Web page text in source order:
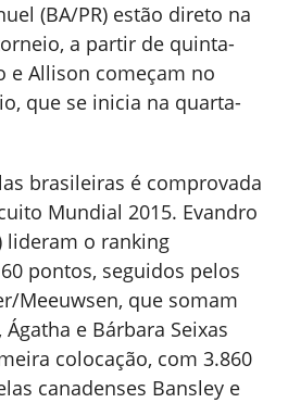
(BA/PR) estão direto na
a partir de quinta-
e Allison começam no
que se inicia na quarta-
brasileiras é comprovada
Mundial 2015. Evandro
lideram o ranking
pontos, seguidos pelos
Meeuwsen, que somam
e Bárbara Seixas
colocação, com 3.860
canadenses Bansley e